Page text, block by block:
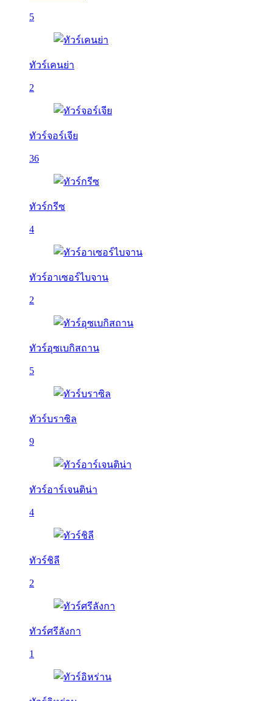
5
ทัวร์เคนย่า
2
ทัวร์จอร์เจีย
36
ทัวร์กรีซ
4
ทัวร์อาเซอร์ไบจาน
2
ทัวร์อุซเบกิสถาน
5
ทัวร์บราซิล
9
ทัวร์อาร์เจนติน่า
4
ทัวร์ชิลี
2
ทัวร์ศรีลังกา
1